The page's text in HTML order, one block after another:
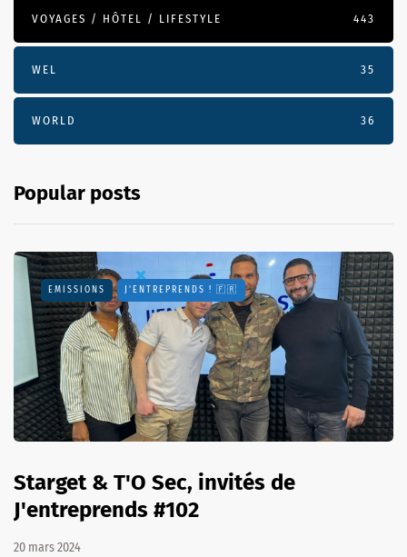
VOYAGES / HÔTEL / LIFESTYLE 443
WEL 35
WORLD 36
Popular posts
EMISSIONS J'ENTREPRENDS ! 🇫🇷
Starget & T'O Sec, invités de
J'entreprends #102
20 mars 2024